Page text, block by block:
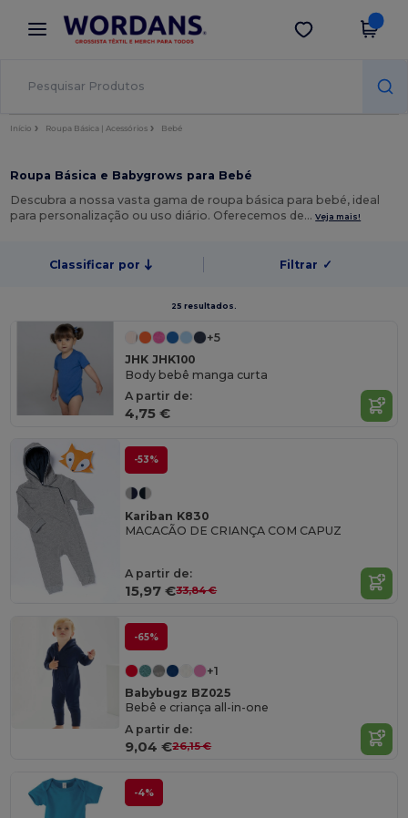
× App Wordans
Melhores preços na app!
Obter app
Início Roupa Básica | Acessórios Bebé
Roupa Básica e Babygrows para Bebé
Descubra a nossa vasta gama de roupa básica para bebé, ideal
para personalização ou uso diário. Oferecemos de…Veja mais!
Classificar por Filtrar ✓
25 resultados.
+5
JHK JHK100
Body bebê manga curta
A partir de:
4,75 €
-53%
Kariban K830
MACACÃO DE CRIANÇA COM CAPUZ
A partir de:
15,97 €33,84 €
-65%
+1
Babybugz BZ025
Bebê e criança all-in-one
A partir de:
9,04 €26,15 €
-4%